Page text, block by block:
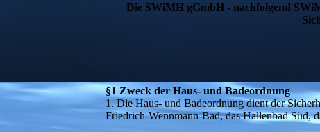
Die SWiMH gGmbH - nachfolgend
§1 Zweck der Haus- und Badeordnung
1. Die Haus- und Badeordnung dient der
Friedrich-Wennmann-Bad, das Hallenbad Süd,